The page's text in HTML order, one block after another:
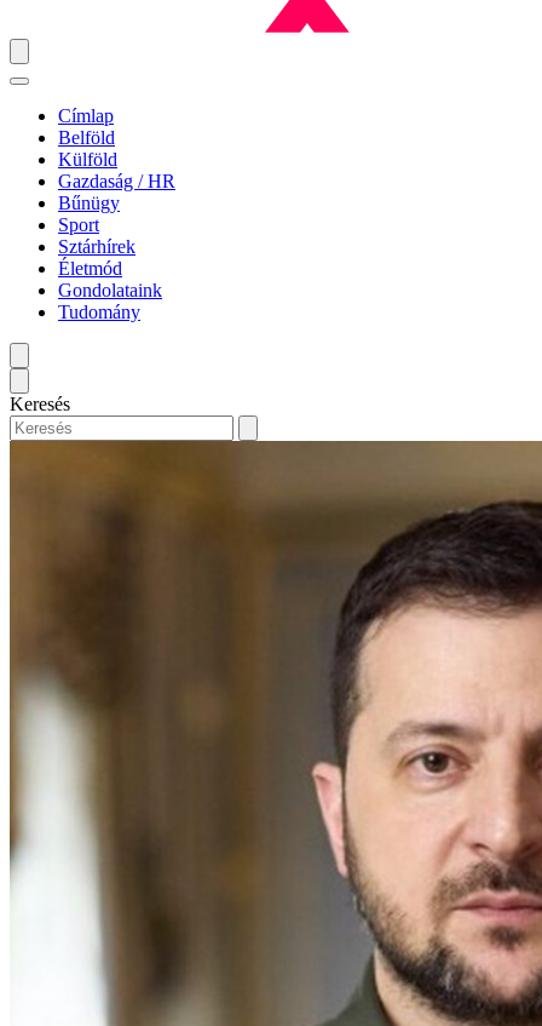
Címlap
Belföld
Külföld
Gazdaság / HR
Bűnügy
Sport
Sztárhírek
Életmód
Gondolataink
Tudomány
Keresés